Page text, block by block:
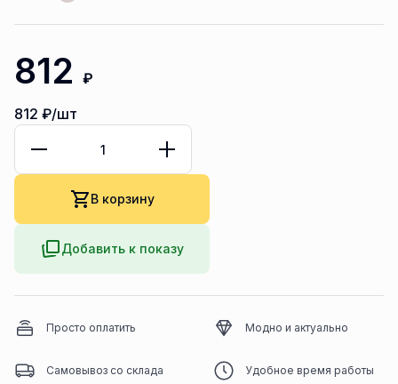
812 ₽
812 ₽/шт
В корзину
Добавить к показу
Просто оплатить Модно и актуально
Самовывоз со склада Удобное время работы